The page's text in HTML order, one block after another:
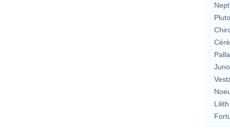
Lilith